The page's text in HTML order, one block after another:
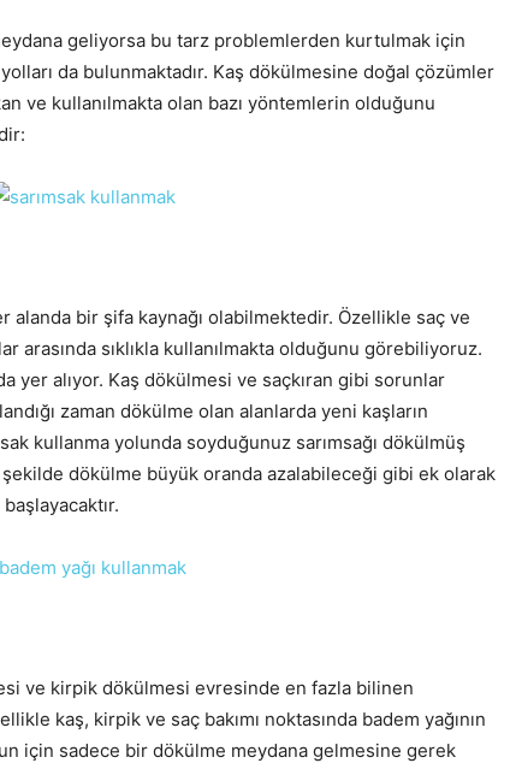
geliyorsa bu tarz problemlerden kurtulmak için
da bulunmaktadır. Kaş dökülmesine doğal çözümler
ve kullanılmakta olan bazı yöntemlerin olduğunu
alanda bir şifa kaynağı olabilmektedir. Özellikle saç ve
arasında sıklıkla kullanılmakta olduğunu görebiliyoruz.
yer alıyor. Kaş dökülmesi ve saçkıran gibi sorunlar
zaman dökülme olan alanlarda yeni kaşların
kullanma yolunda soyduğunuz sarımsağı dökülmüş
dökülme büyük oranda azalabileceği gibi ek olarak
ve kirpik dökülmesi evresinde en fazla bilinen
kaş, kirpik ve saç bakımı noktasında badem yağının
için sadece bir dökülme meydana gelmesine gerek